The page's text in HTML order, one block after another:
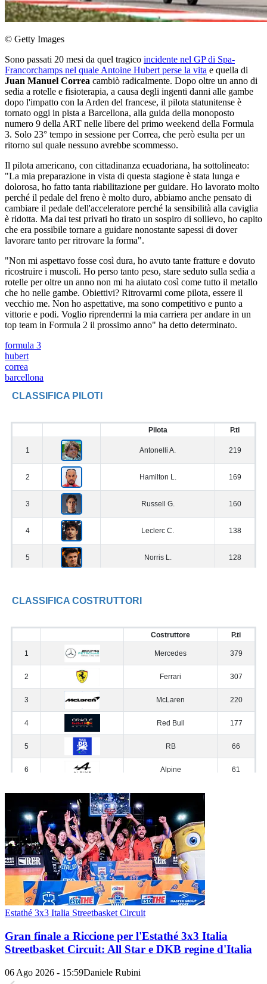
© Getty Images
Sono passati 20 mesi da quel tragico incidente nel GP di Spa-
Francorchamps nel quale Antoine Hubert perse la vita e quella di
Juan Manuel Correa cambiò radicalmente. Dopo oltre un anno di
sedia a rotelle e fisioterapia, a causa degli ingenti danni alle gambe
dopo l'impatto con la Arden del francese, il pilota statunitense è
tornato oggi in pista a Barcellona, alla guida della monoposto
numero 9 della ART nelle libere del primo weekend della Formula
3. Solo 23° tempo in sessione per Correa, che però esulta per un
ritorno sul quale nessuno avrebbe scommesso.
Il pilota americano, con cittadinanza ecuadoriana, ha sottolineato:
"La mia preparazione in vista di questa stagione è stata lunga e
dolorosa, ho fatto tanta riabilitazione per guidare. Ho lavorato molto
perché il pedale del freno è molto duro, abbiamo anche pensato di
cambiare il pedale dell'acceleratore perché la sensibilità alla caviglia
è ridotta. Ma dai test privati ho tirato un sospiro di sollievo, ho capito
che era possibile tornare a guidare nonostante sapessi di dover
lavorare tanto per ritrovare la forma".
"Non mi aspettavo fosse così dura, ho avuto tante fratture e dovuto
ricostruire i muscoli. Ho perso tanto peso, stare seduto sulla sedia a
rotelle per oltre un anno non mi ha aiutato così come tutto il metallo
che ho nelle gambe. Obiettivi? Ritrovarmi come pilota, essere il
vecchio me. Non ho aspettative, ma sono competitivo e punto a
vittorie e podi. Voglio riprendermi la mia carriera per andare in un
top team in Formula 2 il prossimo anno" ha detto determinato.
formula 3
hubert
correa
barcellona
Estathé 3x3 Italia Streetbasket Circuit
Gran finale a Riccione per l'Estathé 3x3 Italia
Streetbasket Circuit: All Star e DKB regine d'Italia
06 Ago 2026 - 15:59Daniele Rubini